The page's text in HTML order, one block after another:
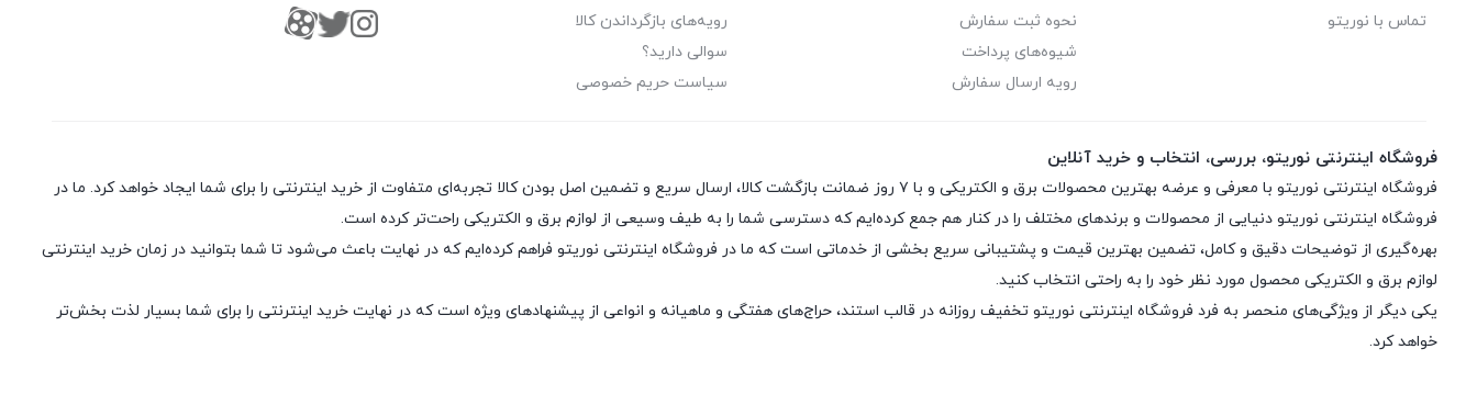
دسینی
راد افشان سحر
سانی
سولارتک
شیائومی
تماس با نوریتو
نحوه ثبت سفارش
شیوه‌های پرداخت
رویه ارسال سفارش
رویه‌های بازگرداندن کالا
سوالی دارید؟
سیاست حریم خصوصی
فروشگاه اینترنتی نوریتو، بررسی، انتخاب و خرید آنلاین
فروشگاه اینترنتی نوریتو با معرفی و عرضه بهترین محصولات برق و الکتریکی و با ۷ روز ضمانت بازگشت کالا، ارسال سریع و تضمین اصل بودن کالا تجربه‌ای متفاوت از خرید اینترنتی را برای شما ایجاد خواهد کرد. ما در
فروشگاه اینترنتی نوریتو دنیایی از محصولات و برندهای مختلف را در کنار هم جمع کرده‌ایم که دسترسی شما را به طیف وسیعی از لوازم برق و الکتریکی راحت‌تر کرده است.
بهره‌گیری از توضیحات دقیق و کامل، تضمین بهترین قیمت و پشتیبانی سریع بخشی از خدماتی است که ما در فروشگاه اینترنتی نوریتو فراهم کرده‌ایم که در نهایت باعث می‌شود تا شما بتوانید در زمان خرید اینترنتی
لوازم برق و الکتریکی محصول مورد نظر خود را به راحتی انتخاب کنید.
یکی دیگر از ویژگی‌های منحصر به فرد فروشگاه اینترنتی نوریتو تخفیف روزانه در قالب استند، حراج‌های هفتگی و ماهیانه و انواعی از پیشنهادهای ویژه است که در نهایت خرید اینترنتی را برای شما بسیار لذت ‌بخش‌تر
خواهد کرد.